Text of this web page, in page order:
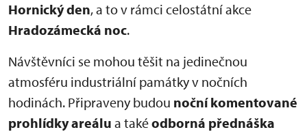
Hornický den, a to v rámci celostátní akce
Hradozámecká noc.
Návštěvníci se mohou těšit na jedinečnou
atmosféru industriální památky v nočních
hodinách. Připraveny budou noční komentované
prohlídky areálu a takéodborná přednáška